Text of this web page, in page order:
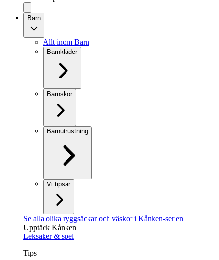
Barn
Allt inom Barn
Barnkläder
Barnskor
Barnutrustning
Vi tipsar
Se alla olika ryggsäckar och väskor i Kånken-serien
Upptäck Kånken
Leksaker & spel
Tips